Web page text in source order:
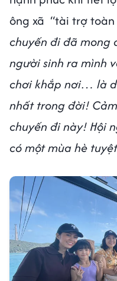
ông xã “tài trợ toàn
chuyến đi đã
người sinh ra mình
chơi khắp nơi… là
nhất trong đời!
chuyến đi này! Hội
có một mùa hè